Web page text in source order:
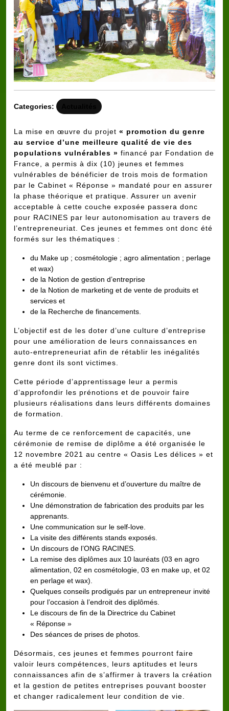
Categories:
La mise en œuvre du projet « promotion du genre
au service d’une meilleure qualité de vie des
populations vulnérables » financé par Fondation de
France, a permis à dix (10) jeunes et femmes
vulnérables de bénéficier de trois mois de formation
par le Cabinet « Réponse » mandaté pour en assurer
la phase théorique et pratique. Assurer un avenir
acceptable à cette couche exposée passera donc
pour RACINES par leur autonomisation au travers de
l’entrepreneuriat. Ces jeunes et femmes ont donc été
formés sur les thématiques :
du Make up ; cosmétologie ; agro alimentation ; perlage
et wax)
de la Notion de gestion d’entreprise
de la Notion de marketing et de vente de produits et
services et
de la Recherche de financements.
L’objectif est de les doter d’une culture d’entreprise
pour une amélioration de leurs connaissances en
auto-entrepreneuriat afin de rétablir les inégalités
genre dont ils sont victimes.
Cette période d’apprentissage leur a permis
d’approfondir les prénotions et de pouvoir faire
plusieurs réalisations dans leurs différents domaines
de formation.
Au terme de ce renforcement de capacités, une
cérémonie de remise de diplôme a été organisée le
12 novembre 2021 au centre « Oasis Les délices » et
a été meublé par :
Un discours de bienvenu et d’ouverture du maître de
cérémonie.
Une démonstration de fabrication des produits par les
apprenants.
Une communication sur le self-love.
La visite des différents stands exposés.
Un discours de l’ONG RACINES.
La remise des diplômes aux 10 lauréats (03 en agro
alimentation, 02 en cosmétologie, 03 en make up, et 02
en perlage et wax).
Quelques conseils prodigués par un entrepreneur invité
pour l’occasion à l’endroit des diplômés.
Le discours de fin de la Directrice du Cabinet
« Réponse »
Des séances de prises de photos.
Désormais, ces jeunes et femmes pourront faire
valoir leurs compétences, leurs aptitudes et leurs
connaissances afin de s’affirmer à travers la création
et la gestion de petites entreprises pouvant booster
et changer radicalement leur condition de vie.